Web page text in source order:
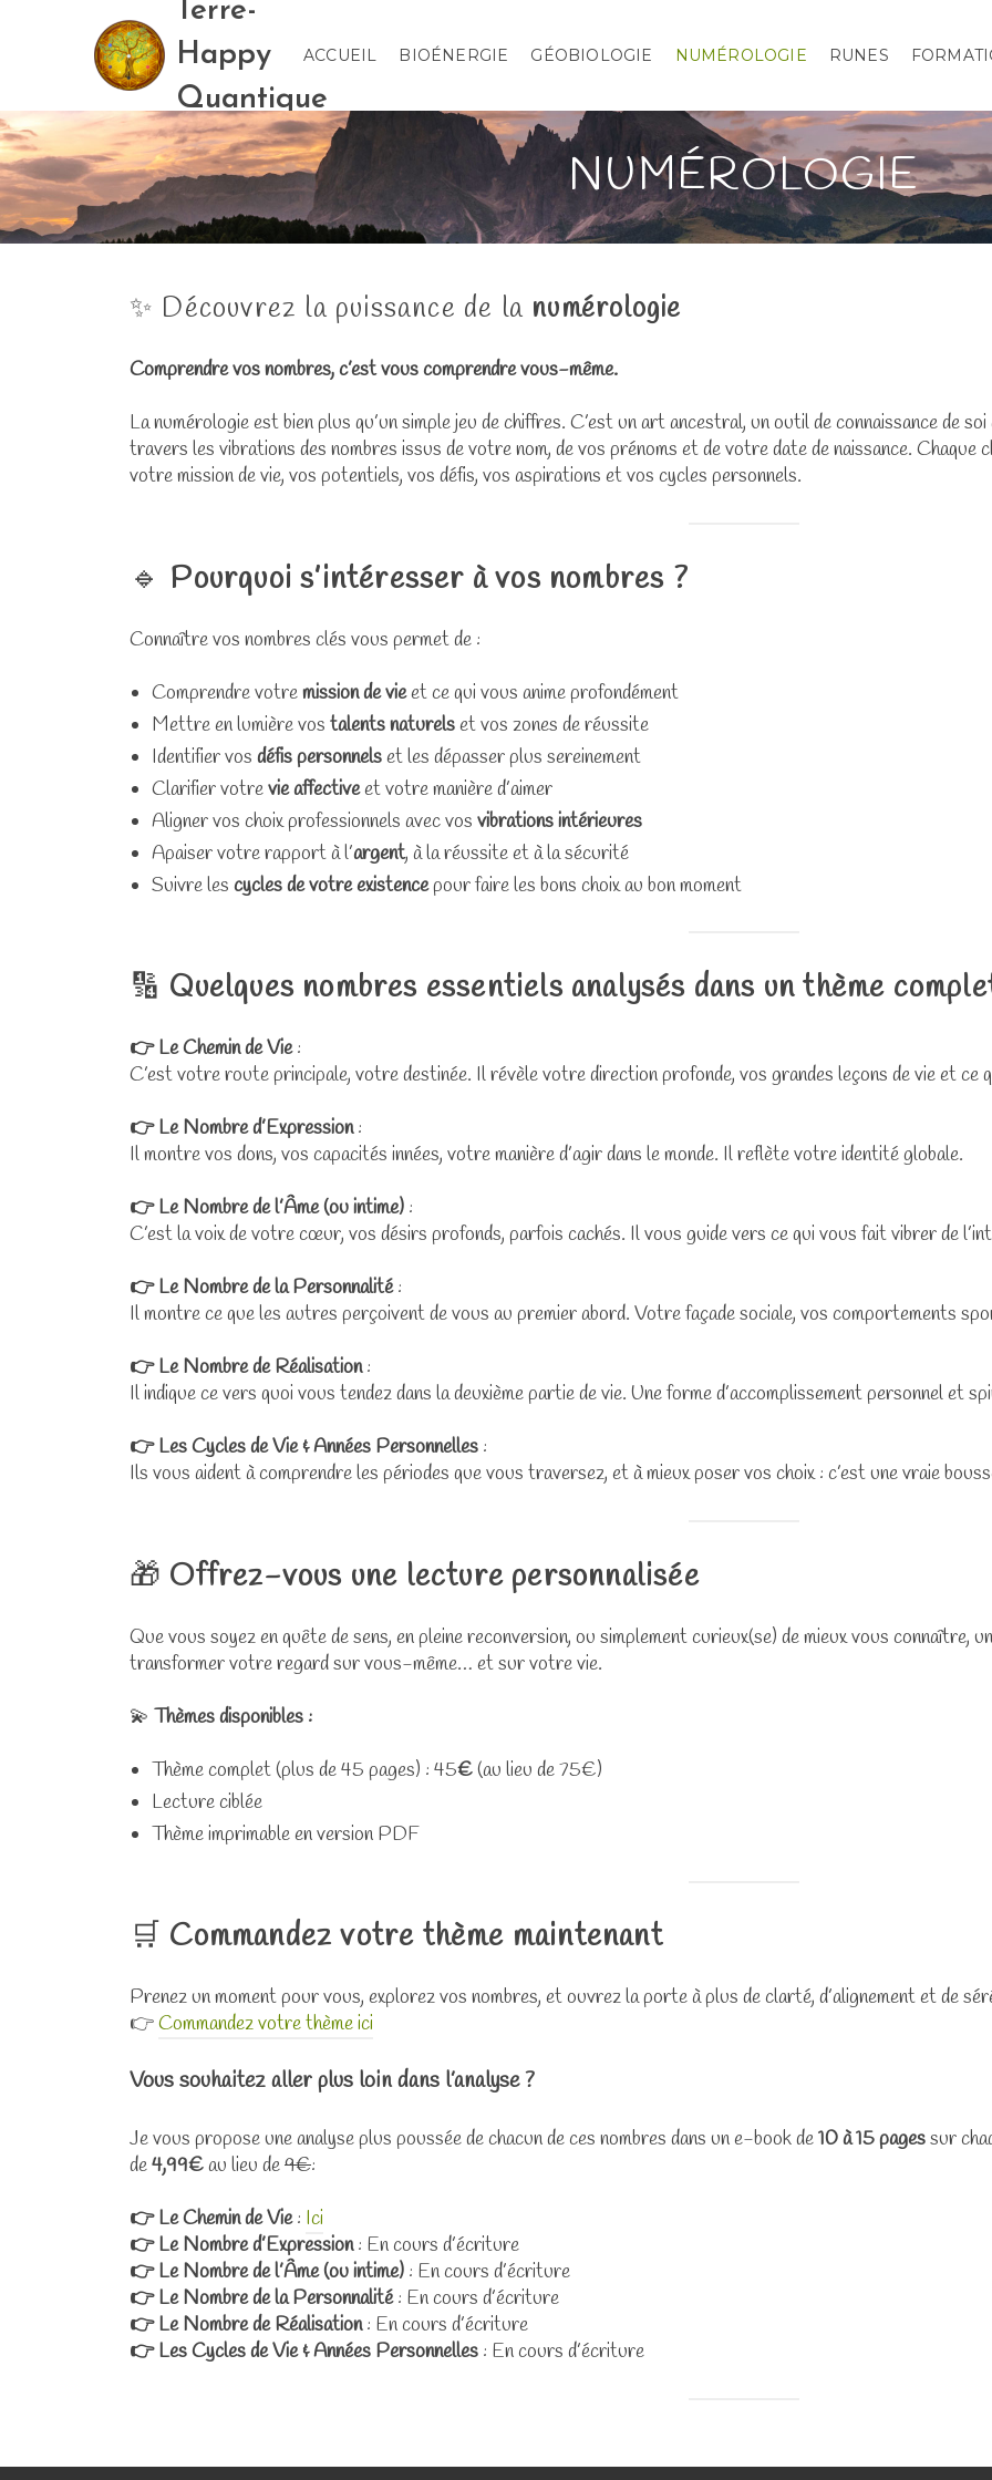
Terre-
Happy
Quantique
ACCUEIL BIOÉNERGIE GÉOBIOLOGIE NUMÉROLOGIE RUNES
NUMÉROLOGIE
✨ Découvrez la puissance de la numérologie
Comprendre vos nombres, c’est vous comprendre vous-même.
La numérologie est bien plus qu’un simple jeu de chiffres. C’est un art ancestral, un outil de connaissance de
travers les vibrations des nombres issus de votre nom, de vos prénoms et de votre date de naissance. Chaque
votre mission de vie, vos potentiels, vos défis, vos aspirations et vos cycles personnels.
🔹 Pourquoi s’intéresser à vos nombres ?
Connaître vos nombres clés vous permet de :
Comprendre votremission de vieet ce qui vous anime profondément
Mettre en lumière vos talents naturelset vos zones de réussite
Identifier vos défis personnelset les dépasser plus sereinement
Clarifier votrevie affectiveet votre manière d’aimer
Aligner vos choix professionnels avec vos vibrations intérieures
Apaiser votre rapport à l’argent, à la réussite et à la sécurité
Suivre les cycles de votre existencepour faire les bons choix au bon moment
🔢 Quelques nombres essentiels analysés dans un thème
👉 Le Chemin de Vie:
C’est votre route principale, votre destinée. Il révèle votre direction profonde, vos grandes leçons de vie et ce
👉 Le Nombre d’Expression:
Il montre vos dons, vos capacités innées, votre manière d’agir dans le monde. Il reflète votre identité globale.
👉 Le Nombre de l’Âme (ou intime) :
C’est la voix de votre cœur, vos désirs profonds, parfois cachés. Il vous guide vers ce qui vous fait vibrer de
👉 Le Nombre de la Personnalité:
Il montre ce que les autres perçoivent de vous au premier abord. Votre façade sociale, vos comportements
👉 Le Nombre de Réalisation:
Il indique ce vers quoi vous tendez dans la deuxième partie de vie. Une forme d’accomplissement personnel et
👉 Les Cycles de Vie & Années Personnelles :
Ils vous aident à comprendre les périodes que vous traversez, et à mieux poser vos choix : c’est une vraie
🎁 Offrez-vous une lecture personnalisée
Que vous soyez en quête de sens, en pleine reconversion, ou simplement curieux(se) de mieux vous connaître,
transformer votre regard sur vous-même… et sur votre vie.
💫 Thèmes disponibles :
Thème complet (plus de 45 pages) : 45€(au lieu de 75€)
Lecture ciblée
Thème imprimable en version PDF
🛒 Commandez votre thème maintenant
Prenez un moment pour vous, explorez vos nombres, et ouvrez la porte à plus de clarté, d’alignement et de
👉Commandez votre thème ici
Vous souhaitez aller plus loin dans l’analyse ?
Je vous propose une analyse plus poussée de chacun de ces nombres dans un e-book de10 à 15 pagessur
de4,99€au lieu de9€:
👉 Le Chemin de Vie: Ici
👉 Le Nombre d’Expression: En cours d’écriture
👉 Le Nombre de l’Âme (ou intime) : En cours d’écriture
👉 Le Nombre de la Personnalité: En cours d’écriture
👉 Le Nombre de Réalisation: En cours d’écriture
👉 Les Cycles de Vie & Années Personnelles : En cours d’écriture